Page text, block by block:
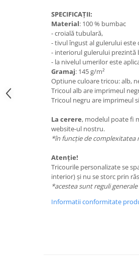
SPECIFICAȚII:
Material: 100 % bumbac
- croială tubulară,
- tivul îngust al gulerului
- interiorul gulerului prezintă
- la nivelul umerilor este
Gramaj: 145 g/m²
Optiune culoare tricou: alb,
Tricoul alb are imprimeul
Tricoul negru are imprimeul
La cerere, modelul poate fi
website-ul nostru.
*în funcție de complexitatea
Atenție!
Tricourile personalizate se
interior) și nu se storc prin
*acestea sunt reguli
Informatii conformitate